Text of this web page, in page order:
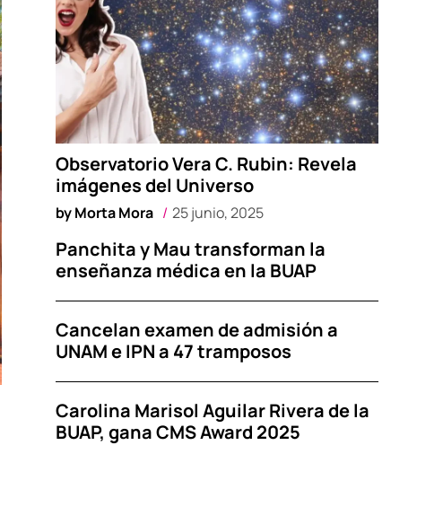
Observatorio Vera C. Rubin: Revela
imágenes del Universo
byMorta Mora 25 junio, 2025
Panchita y Mau transforman la
enseñanza médica en la BUAP
Cancelan examen de admisión a
UNAM e IPN a 47 tramposos
Carolina Marisol Aguilar Rivera de la
BUAP, gana CMS Award 2025